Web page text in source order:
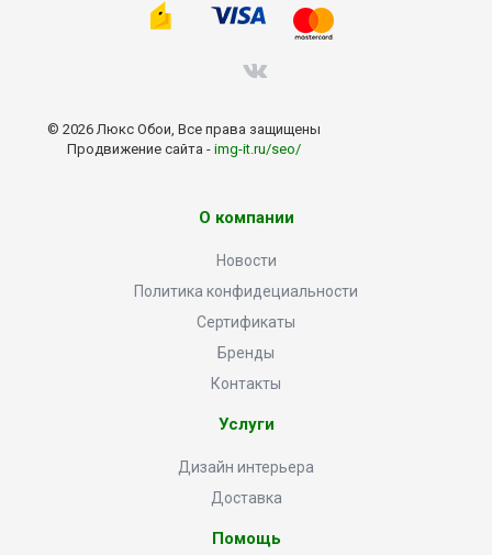
© 2026 Люкс Обои, Все права защищены
Продвижение сайта - img-it.ru/seo/
О компании
Новости
Политика конфидециальности
Сертификаты
Бренды
Контакты
Услуги
Дизайн интерьера
Доставка
Помощь